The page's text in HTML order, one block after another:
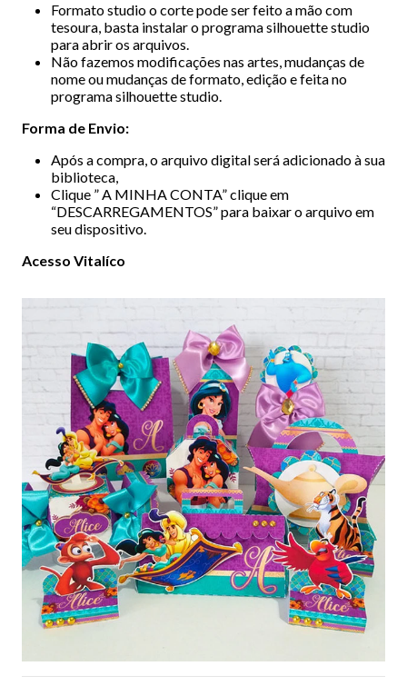
Formato studio o corte pode ser feito a mão com
tesoura, basta instalar o programa silhouette studio
para abrir os arquivos.
Não fazemos modificações nas artes, mudanças de
nome ou mudanças de formato, edição e feita no
programa silhouette studio.
Forma de Envio:
Após a compra, o arquivo digital será adicionado à sua
biblioteca,
Clique ” A MINHA CONTA” clique em
“DESCARREGAMENTOS” para baixar o arquivo em
seu dispositivo.
Acesso Vitalíco